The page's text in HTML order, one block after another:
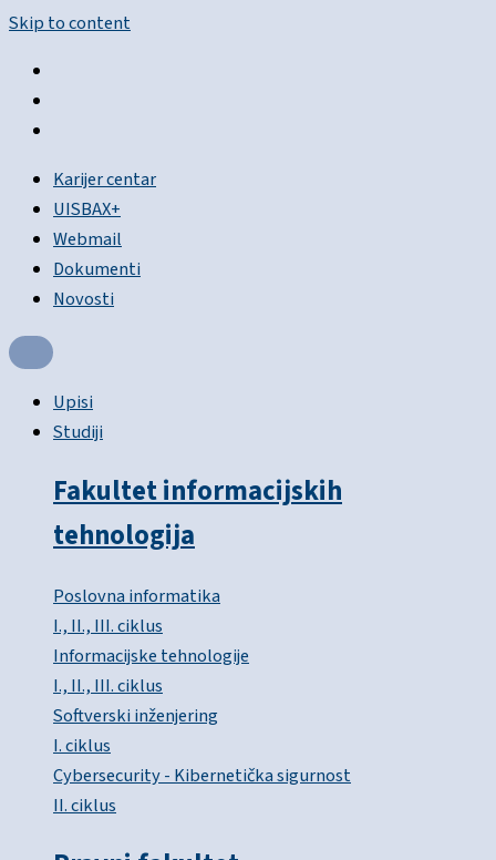
Skip to content
Karijer centar
UISBAX+
Webmail
Dokumenti
Novosti
Upisi
Studiji
Fakultet informacijskih
tehnologija
Poslovna informatika
I., II., III. ciklus
Informacijske tehnologije
I., II., III. ciklus
Softverski inženjering
I. ciklus
Cybersecurity - Kibernetička sigurnost
II. ciklus